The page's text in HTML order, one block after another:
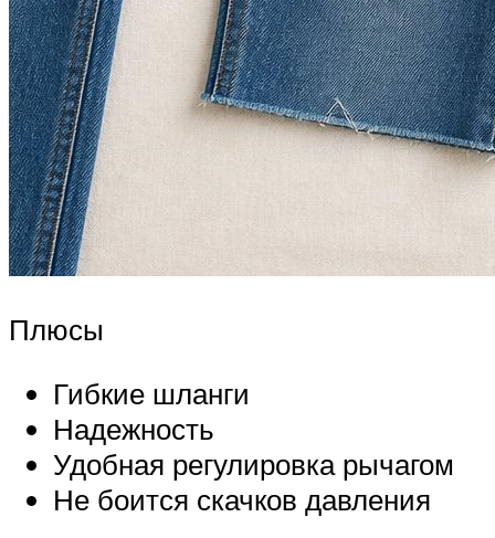
Плюсы
Гибкие шланги
Надежность
Удобная регулировка рычагом
Не боится скачков давления